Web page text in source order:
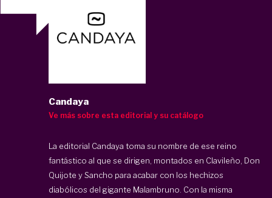
Candaya
Ve más sobre esta editorial y su catálogo
La editorial Candaya toma su nombre de ese reino
fantástico al que se dirigen, montados en Clavileño, Don
Quijote y Sancho para acabar con los hechizos
diabólicos del gigante Malambruno. Con la misma